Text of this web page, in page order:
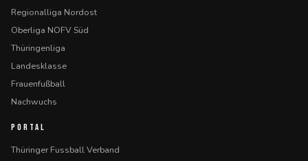
Regionalliga Nordost
Oberliga NOFV Süd
Thüringenliga
Landesklasse
Frauenfußball
Nachwuchs
PORTAL
Thüringer Fussball Verband